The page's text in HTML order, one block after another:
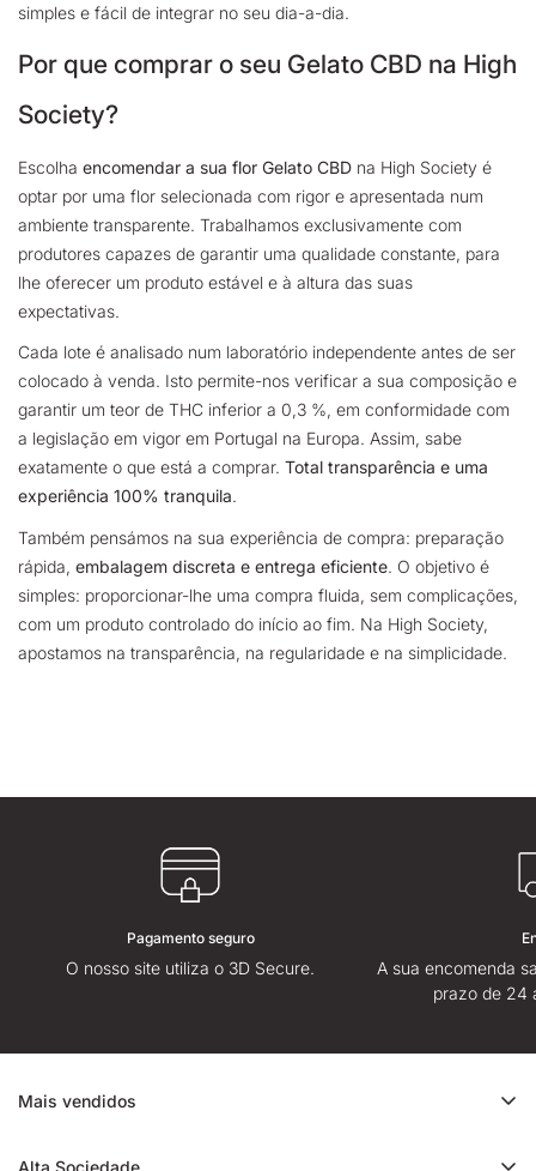
simples e fácil de integrar no seu dia-a-dia.
Por que comprar o seu Gelato CBD na High
Society?
Escolha encomendar a sua flor Gelato CBD na High Society é
optar por uma flor selecionada com rigor e apresentada num
ambiente transparente. Trabalhamos exclusivamente com
produtores capazes de garantir uma qualidade constante, para
lhe oferecer um produto estável e à altura das suas
expectativas.
Cada lote é analisado num laboratório independente antes de ser
colocado à venda. Isto permite-nos verificar a sua composição e
garantir um teor de THC inferior a 0,3 %, em conformidade com
a legislação em vigor em Portugal na Europa. Assim, sabe
exatamente o que está a comprar. Total transparência e uma
experiência 100% tranquila.
Também pensámos na sua experiência de compra: preparação
rápida, embalagem discreta e entrega eficiente. O objetivo é
simples: proporcionar-lhe uma compra fluida, sem complicações,
com um produto controlado do início ao fim. Na High Society,
apostamos na transparência, na regularidade e na simplicidade.
Pagamento seguro
O nosso site utiliza o 3D Secure.
A sua encomenda
prazo de 24
Mais vendidos
Alta Sociedade